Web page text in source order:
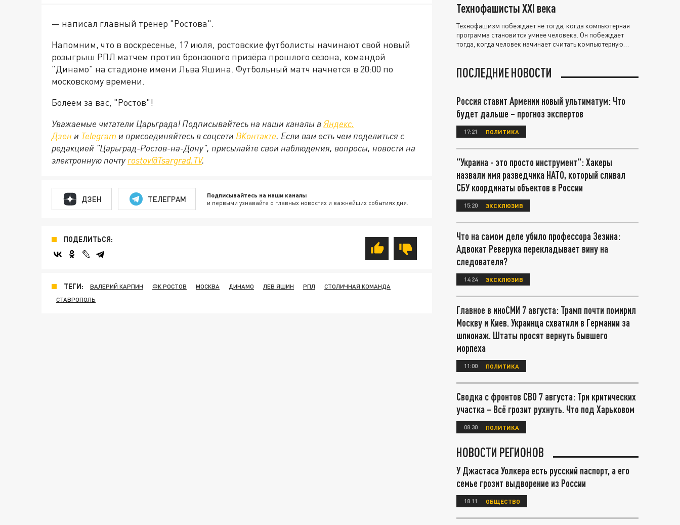
— написал главный тренер "Ростова".
Напомним, что в воскресенье, 17 июля, ростовские футболисты начинают свой новый
розыгрыш РПЛ матчем против бронзового призёра прошлого сезона, командой
"Динамо" на стадионе имени Льва Яшина. Футбольный матч начнется в 20:00 по
московскому времени.
Болеем за вас, "Ростов"!
Уважаемые читатели Царьграда! Подписывайтесь на наши каналы вЯндекс.
Дзен и Telegram и присоединяйтесь в соцсети ВКонтакте. Если вам есть чем поделиться с
редакцией "Царьград-Ростов-на-Дону", присылайте свои наблюдения, вопросы, новости на
электронную почту rostov@Tsargrad.ТV.
ДЗЕН ТЕЛЕГРАМ Подписывайтесь на наши каналы
и первыми узнавайте о главных новостях и важнейших событиях дня.
ПОДЕЛИТЬСЯ:
ТЕГИ: ВАЛЕРИЙ КАРПИН ФК РОСТОВ МОСКВА ДИНАМО ЛЕВ ЯШИН РПЛ
СТОЛИЧНАЯ КОМАНДА
СТАВРОПОЛЬ
Технофашисты XXI века
Технофашизм побеждает не тогда, когда компьютерная
программа становится умнее человека. Он побеждает
тогда, когда человек начинает считать компьютерную
ПОСЛЕДНИЕ НОВОСТИ
Россия ставит Армении новый ультиматум: Что
будет дальше – прогноз экспертов
17:21 ПОЛИТИКА
"Украина - это просто инструмент": Хакеры
назвали имя разведчика НАТО, который сливал
СБУ координаты объектов в России
15:20 ЭКСКЛЮЗИВ
Что на самом деле убило профессора Зезина:
Адвокат Реверука перекладывает вину на
следователя?
14:24 ЭКСКЛЮЗИВ
Главное в иноСМИ 7 августа: Трамп почти помирил
Москву и Киев. Украинца схватили в Германии за
шпионаж. Штаты просят вернуть бывшего
морпеха
11:00 ПОЛИТИКА
Сводка с фронтов СВО 7 августа: Три критических
участка – Всё грозит рухнуть. Что под Харьковом
08:30 ПОЛИТИКА
НОВОСТИ РЕГИОНОВ
У Джастаса Уолкера есть русский паспорт, а его
семье грозит выдворение из России
18:11 ОБЩЕСТВО